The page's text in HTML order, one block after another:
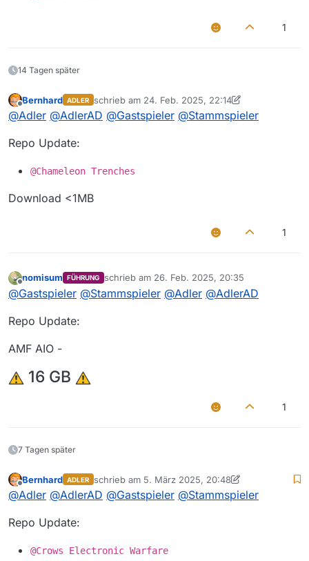
1
14 Tagen später
Offline
Bernhard ADLER schrieb am 24. Feb. 2025, 22:14
zuletzt editiert von Bernhard3. Mai 2025, 20:50
@Adler @AdlerAD @Gastspieler @Stammspieler
Repo Update:
@Chameleon Trenches
Download <1MB
1
Offline
nomisum FÜHRUNG schrieb am 26. Feb. 2025, 20:35
zuletzt editiert von
@Gastspieler @Stammspieler @Adler @AdlerAD
Repo Update:
AMF AIO -
16 GB
1
7 Tagen später
Offline
Bernhard ADLER schrieb am 5. März 2025, 20:48
zuletzt editiert von Bernhard3. Mai 2025, 20:49
@Adler @AdlerAD @Gastspieler @Stammspieler
Repo Update:
@Crows Electronic Warfare